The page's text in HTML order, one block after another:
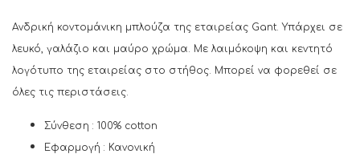
Ανδρική κοντομάνικη μπλούζα της εταιρείας Gant. Υπάρχει σε
λευκό, γαλάζιο και μαύρο χρώμα. Με λαιμόκοψη και κεντητό
λογότυπο της εταιρείας στο στήθος. Μπορεί να φορεθεί σε
όλες τις περιστάσεις.
Σύνθεση : 100% cotton
Εφαρμογή : Κανονική